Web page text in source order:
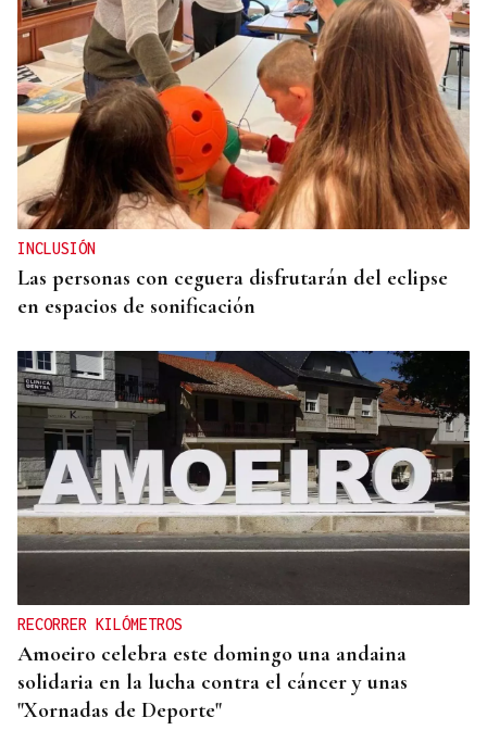
OBITUARIO
Muere a los 50 años el DJ francés Kavinsky, autor
del icónico tema "Nightcall"
INCLUSIÓN
Las personas con ceguera disfrutarán del eclipse
en espacios de sonificación
RECORRER KILÓMETROS
Amoeiro celebra este domingo una andaina
solidaria en la lucha contra el cáncer y unas
"Xornadas de Deporte"